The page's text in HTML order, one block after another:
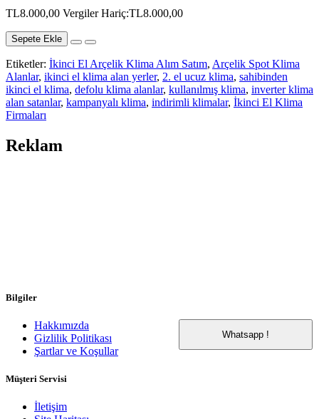
TL8.000,00 Vergiler Hariç:TL8.000,00
Sepete Ekle
Etiketler: İkinci El Arçelik Klima Alım Satım, Arçelik Spot Klima
Alanlar, ikinci el klima alan yerler, 2. el ucuz klima, sahibinden
ikinci el klima, defolu klima alanlar, kullanılmış klima, inverter klima
alan satanlar, kampanyalı klima, indirimli klimalar, İkinci El Klima
Firmaları
Whatsapp !
Reklam
Bilgiler
Hakkımızda
Gizlilik Politikası
Şartlar ve Koşullar
Müşteri Servisi
İletişim